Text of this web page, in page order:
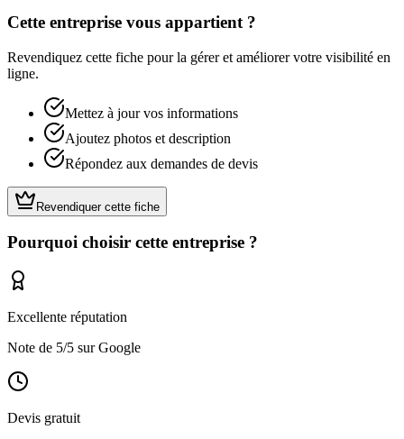
Cette entreprise vous appartient ?
Revendiquez cette fiche pour la gérer et améliorer votre visibilité en
ligne.
Mettez à jour vos informations
Ajoutez photos et description
Répondez aux demandes de devis
Revendiquer cette fiche
Pourquoi choisir cette entreprise ?
Excellente réputation
Note de 5/5 sur Google
Devis gratuit